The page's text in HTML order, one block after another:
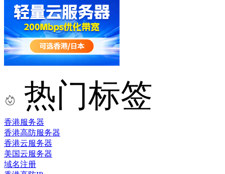
热门标签
香港服务器
香港高防服务器
香港云服务器
美国云服务器
域名注册